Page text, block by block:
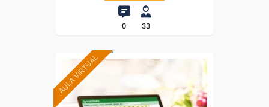
0 33
AULA VIRTUAL